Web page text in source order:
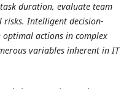
duration, evaluate team
Intelligent decision-
actions in complex
variables inherent in IT